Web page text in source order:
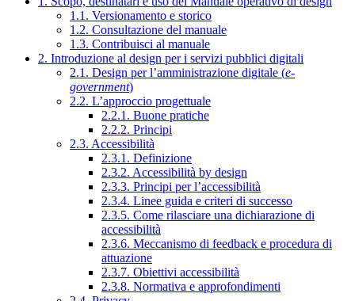
1.1. Versionamento e storico
1.2. Consultazione del manuale
1.3. Contribuisci al manuale
2. Introduzione al design per i servizi pubblici digitali
2.1. Design per l’amministrazione digitale (e-
government)
2.2. L’approccio progettuale
2.2.1. Buone pratiche
2.2.2. Principi
2.3. Accessibilità
2.3.1. Definizione
2.3.2. Accessibilità by design
2.3.3. Principi per l’accessibilità
2.3.4. Linee guida e criteri di successo
2.3.5. Come rilasciare una dichiarazione di
accessibilità
2.3.6. Meccanismo di feedback e procedura di
attuazione
2.3.7. Obiettivi accessibilità
2.3.8. Normativa e approfondimenti